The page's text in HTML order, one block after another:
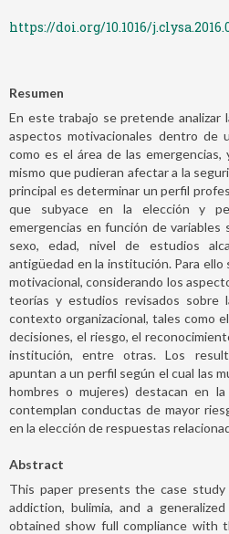
https://doi.org/10.1016/
Resumen
En este trabajo se pretende
aspectos motivacionales dentro de
como es el área de las
mismo que pudieran afectar a la
principal es determinar un perfil
que subyace en la elección y
emergencias en función de variables
sexo, edad, nivel de estudios
antigüedad en la institución. Para
motivacional, considerando los
teorías y estudios revisados sobre
contexto organizacional, tales como
decisiones, el riesgo, el
institución, entre otras. Los
apuntan a un perfil según el cual las
hombres o mujeres) destacan en
contemplan conductas de mayor
en la elección de respuestas
Abstract
This paper presents the case
addiction, bulimia, and a
obtained show full compliance with